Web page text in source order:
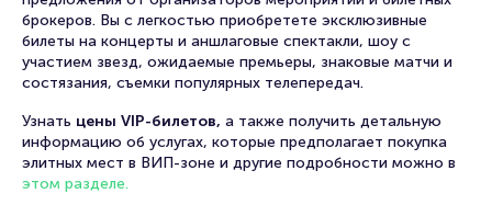
брокеров. Вы с легкостью приобретете эксклюзивные
билеты на концерты и аншлаговые спектакли, шоу с
участием звезд, ожидаемые премьеры, знаковые матчи и
состязания, съемки популярных телепередач.
Узнать цены VIP-билетов, а также получить детальную
информацию об услугах, которые предполагает покупка
элитных мест в ВИП-зоне и другие подробности можно в
этом разделе.